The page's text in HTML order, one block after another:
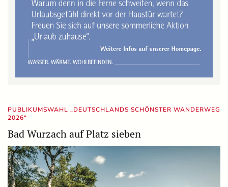
PUBLIKUMSWAHL „DEUTSCHLANDS SCHÖNSTER WANDERWEG
2026“
Bad Wurzach auf Platz sieben